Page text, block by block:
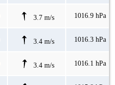
3.7 m/s 1016.9 hPa
3.4 m/s 1016.3 hPa
3.4 m/s 1016.1 hPa